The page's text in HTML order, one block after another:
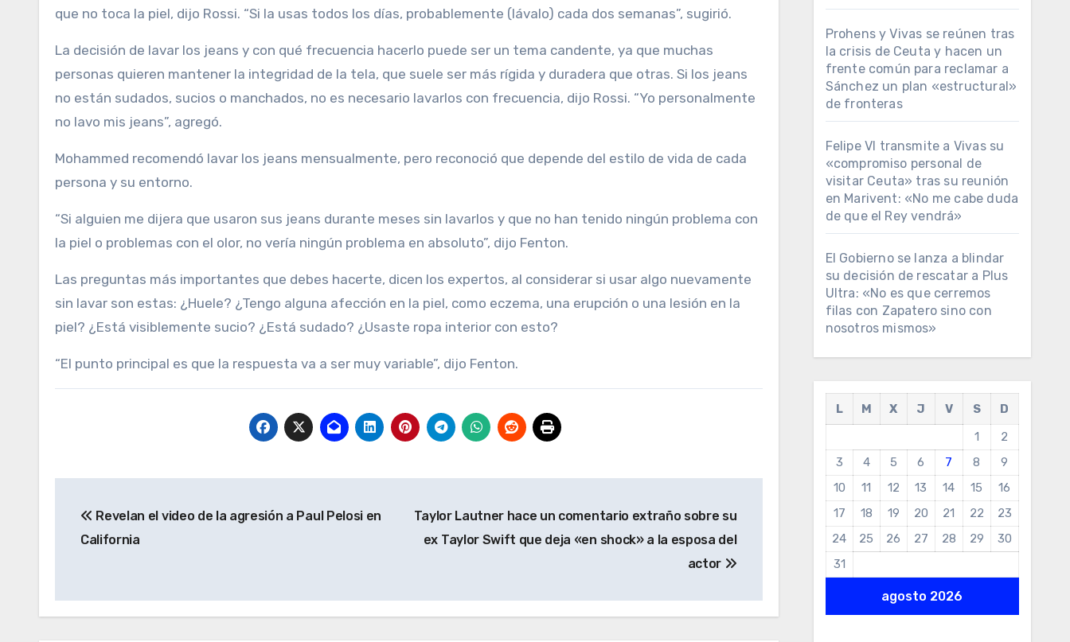
que no toca la piel, dijo Rossi. “Si la usas todos los días, probablemente (lávalo) cada dos semanas”, sugirió.
La decisión de lavar los jeans y con qué frecuencia hacerlo puede ser un tema candente, ya que muchas
personas quieren mantener la integridad de la tela, que suele ser más rígida y duradera que otras. Si los jeans
no están sudados, sucios o manchados, no es necesario lavarlos con frecuencia, dijo Rossi. “Yo personalmente
no lavo mis jeans”, agregó.
Mohammed recomendó lavar los jeans mensualmente, pero reconoció que depende del estilo de vida de cada
persona y su entorno.
“Si alguien me dijera que usaron sus jeans durante meses sin lavarlos y que no han tenido ningún problema con
la piel o problemas con el olor, no vería ningún problema en absoluto”, dijo Fenton.
Las preguntas más importantes que debes hacerte, dicen los expertos, al considerar si usar algo nuevamente
sin lavar son estas: ¿Huele? ¿Tengo alguna afección en la piel, como eczema, una erupción o una lesión en la
piel? ¿Está visiblemente sucio? ¿Está sudado? ¿Usaste ropa interior con esto?
“El punto principal es que la respuesta va a ser muy variable”, dijo Fenton.
de
Revelan el video de la agresión a Paul Pelosi en
California
Taylor Lautner hace un comentario extraño sobre su
ex Taylor Swift que deja «en shock» a la esposa del
actor
Prohens y Vivas se reúnen tras
la crisis de Ceuta y hacen un
frente común para reclamar a
Sánchez un plan «estructural»
de fronteras
Felipe VI transmite a Vivas su
«compromiso personal de
visitar Ceuta» tras su reunión
en Marivent: «No me cabe duda
de que el Rey vendrá»
El Gobierno se lanza a blindar
su decisión de rescatar a Plus
Ultra: «No es que cerremos
filas con Zapatero sino con
nosotros mismos»
agosto 2026
L M X J V S
D
1
2
3
4 5 6 7 8
9
10
11 12 13 14 15
16
17
18 19 20 21 22
23
24
25 26 27 28 29
30
31